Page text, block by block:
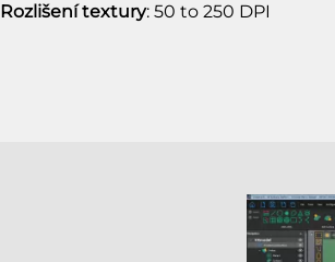
Rozlišení textury: 50 to 250 DPI